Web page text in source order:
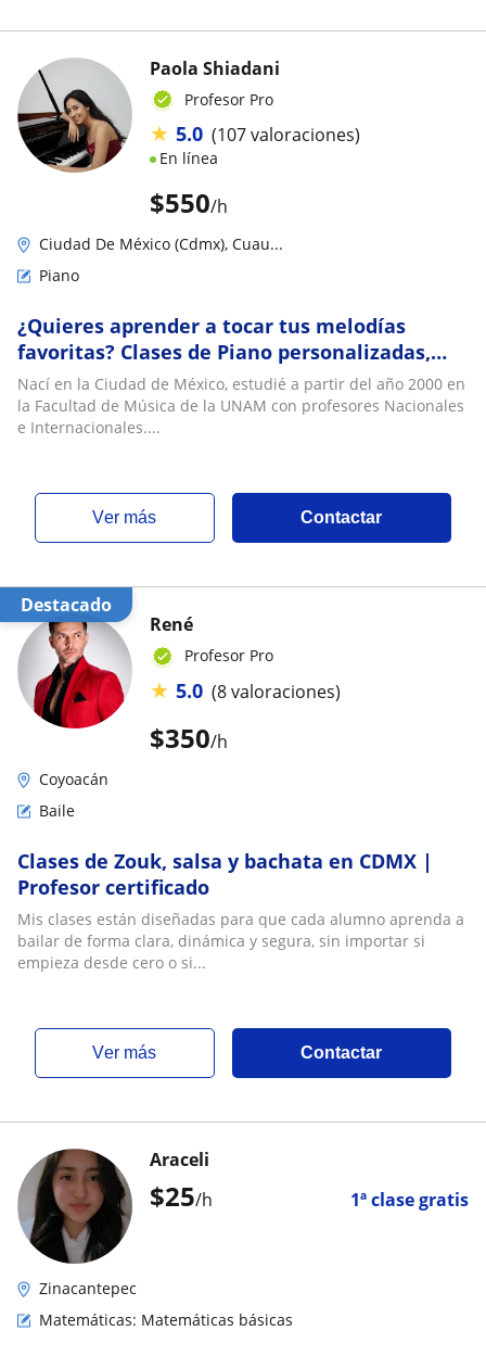
$550/h
Paola Shiadani
Profesor Pro
★ 5.0 (107 valoraciones)
En línea
Ciudad De México (Cdmx), Cuau...
Piano
¿Quieres aprender a tocar tus melodías
favoritas? Clases de Piano personalizadas,
todas las edades, Horarios disponibles
Nací en la Ciudad de México, estudié a partir del año 2000 en
la Facultad de Música de la UNAM con profesores Nacionales
e Internacionales....
ver más Contactar
Destacado
$350/h
René
Profesor Pro
★ 5.0 (8 valoraciones)
Coyoacán
Baile
Clases de Zouk, salsa y bachata en CDMX |
Profesor certificado
Mis clases están diseñadas para que cada alumno aprenda a
bailar de forma clara, dinámica y segura, sin importar si
empieza desde cero o si...
ver más Contactar
$25/h 1ª clase gratis
Araceli
Zinacantepec
Matemáticas: Matemáticas básicas